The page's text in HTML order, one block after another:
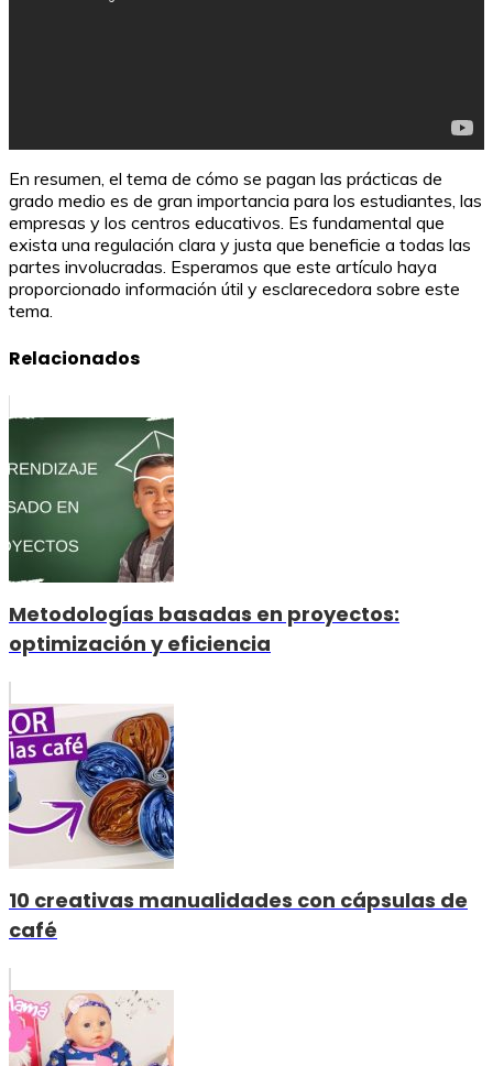
En resumen, el tema de cómo se pagan las prácticas de
grado medio es de gran importancia para los estudiantes, las
empresas y los centros educativos. Es fundamental que
exista una regulación clara y justa que beneficie a todas las
partes involucradas. Esperamos que este artículo haya
proporcionado información útil y esclarecedora sobre este
tema.
Relacionados
Metodologías basadas en proyectos:
optimización y eficiencia
10 creativas manualidades con cápsulas de
café